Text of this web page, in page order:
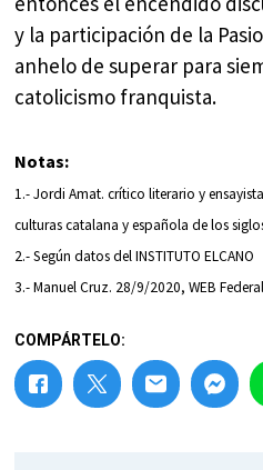
y la participación de la
anhelo de superar para
catolicismo franquista.
Notas:
1.- Jordi Amat. crítico literario y
culturas catalana y española de los
2.- Según datos del INSTITUTO ELCANO
3.- Manuel Cruz. 28/9/2020, WEB
COMPÁRTELO: